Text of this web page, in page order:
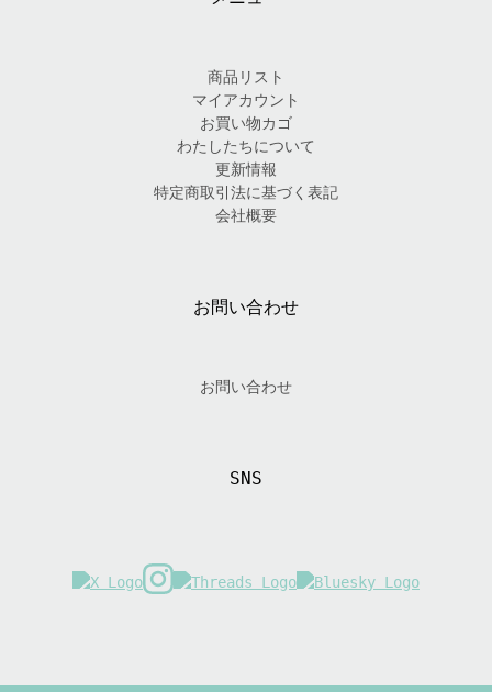
商品リスト
マイアカウント
お買い物カゴ
わたしたちについて
更新情報
特定商取引法に基づく表記
会社概要
お問い合わせ
お問い合わせ
SNS